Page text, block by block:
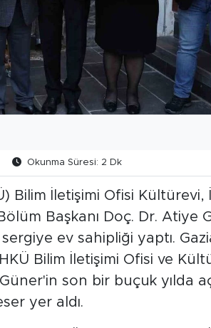
Okunma Süresi: 2 Dk
Bilim İletişimi Ofisi Kültürevi,
Başkanı Doç. Dr. Atiye
ev sahipliği yaptı.
Bilim İletişimi Ofisi ve
son bir buçuk yılda
yer aldı.